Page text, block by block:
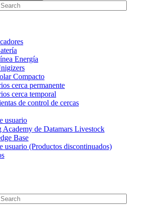
Energía
Compacto
cerca permanente
cerca temporal
de control de cercas
usuario
Academy de Datamars Livestock
Base
usuario (Productos discontinuados)